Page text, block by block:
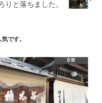
りと落ちました。
です。
京都